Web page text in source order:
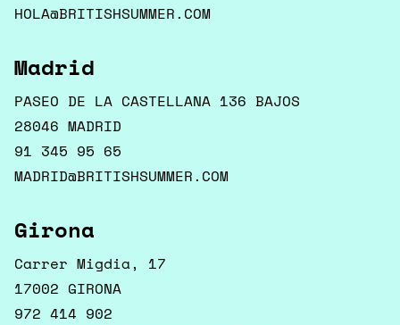
HOLA@BRITISHSUMMER.COM
Madrid
PASEO DE LA CASTELLANA 136 BAJOS
28046 MADRID
91 345 95 65
MADRID@BRITISHSUMMER.COM
Girona
Carrer Migdia, 17
17002 GIRONA
972 414 902